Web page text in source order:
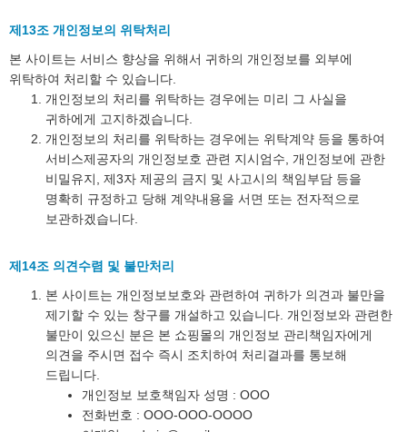
제13조 개인정보의 위탁처리
본 사이트는 서비스 향상을 위해서 귀하의 개인정보를 외부에
위탁하여 처리할 수 있습니다.
개인정보의 처리를 위탁하는 경우에는 미리 그 사실을
귀하에게 고지하겠습니다.
개인정보의 처리를 위탁하는 경우에는 위탁계약 등을 통하여
서비스제공자의 개인정보호 관련 지시엄수, 개인정보에 관한
비밀유지, 제3자 제공의 금지 및 사고시의 책임부담 등을
명확히 규정하고 당해 계약내용을 서면 또는 전자적으로
보관하겠습니다.
제14조 의견수렴 및 불만처리
본 사이트는 개인정보보호와 관련하여 귀하가 의견과 불만을
제기할 수 있는 창구를 개설하고 있습니다. 개인정보와 관련한
불만이 있으신 분은 본 쇼핑몰의 개인정보 관리책임자에게
의견을 주시면 접수 즉시 조치하여 처리결과를 통보해
드립니다.
개인정보 보호책임자 성명 : OOO
전화번호 : OOO-OOO-OOOO